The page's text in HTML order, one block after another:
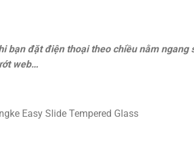
bạn đặt điện thoại theo chiều nằm
web…